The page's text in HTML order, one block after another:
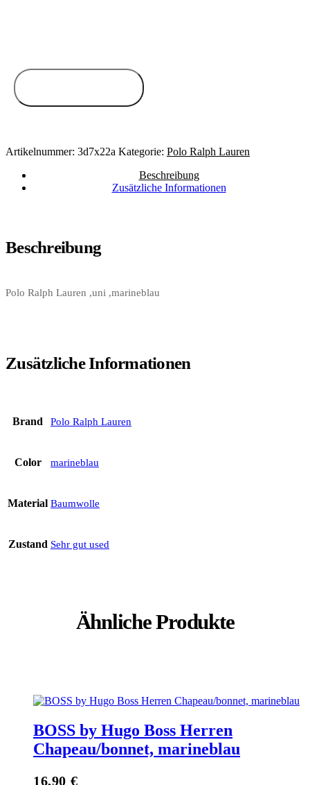
Artikelnummer: 3d7x22a Kategorie: Polo Ralph Lauren
Beschreibung
Zusätzliche Informationen
Beschreibung
Polo Ralph Lauren ,uni ,marineblau
Zusätzliche Informationen
Brand Polo Ralph Lauren
Color marineblau
Material Baumwolle
Zustand Sehr gut used
Ähnliche Produkte
BOSS by Hugo Boss Herren
Chapeau/bonnet, marineblau
16,90 €